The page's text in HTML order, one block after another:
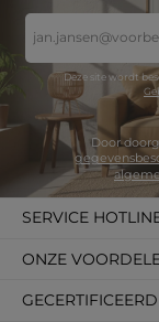
mailadres
*
Deze site wordt
SERVICE
ONZE